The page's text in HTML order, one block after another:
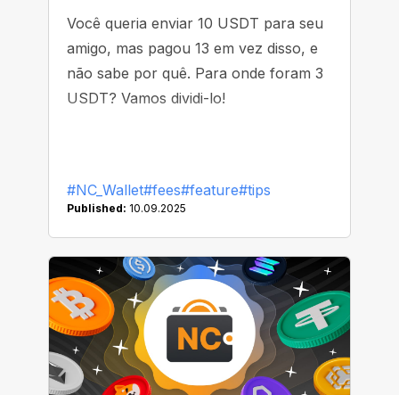
Você queria enviar 10 USDT para seu
amigo, mas pagou 13 em vez disso, e
não sabe por quê. Para onde foram 3
USDT? Vamos dividi-lo!
#NC_Wallet#fees#feature#tips
Published: 10.09.2025